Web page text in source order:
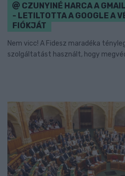
CZUNYINÉ HARCA A
- LETILTOTTA A GOOGLE A
FIÓKJÁT
Nem vicc! A Fidesz maradéka
szolgáltatást használt, hogy